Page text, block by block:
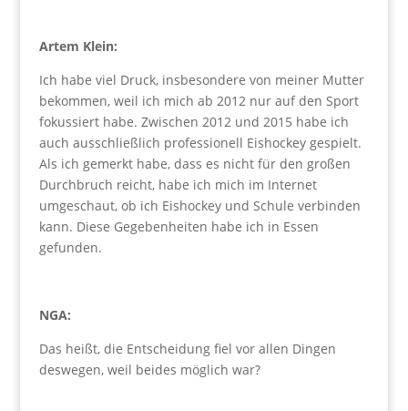
Artem Klein:
Ich habe viel Druck, insbesondere von meiner Mutter
bekommen, weil ich mich ab 2012 nur auf den Sport
fokussiert habe. Zwischen 2012 und 2015 habe ich
auch ausschließlich professionell Eishockey gespielt.
Als ich gemerkt habe, dass es nicht für den großen
Durchbruch reicht, habe ich mich im Internet
umgeschaut, ob ich Eishockey und Schule verbinden
kann. Diese Gegebenheiten habe ich in Essen
gefunden.
NGA:
Das heißt, die Entscheidung fiel vor allen Dingen
deswegen, weil beides möglich war?